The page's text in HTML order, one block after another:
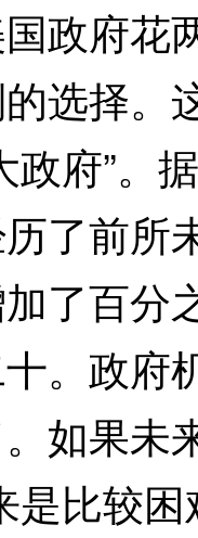
政府花
选择。
政府”。
了前所
了百分
。政府
如果未
是比较